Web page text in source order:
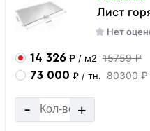
Лист
Нет
14 326 ₽ / м2 15759 ₽
73 000 ₽ / тн. 80300 ₽
- +